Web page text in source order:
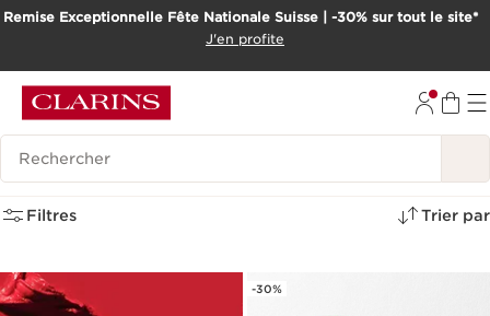
OUTIL D'ACCESSIBILITÉ
Remise Exceptionnelle Fête Nationale Suisse | -30% sur tout le site*
J'en profite
Historique des recherches
Matte to the Max
Filtres Trier par
-30%